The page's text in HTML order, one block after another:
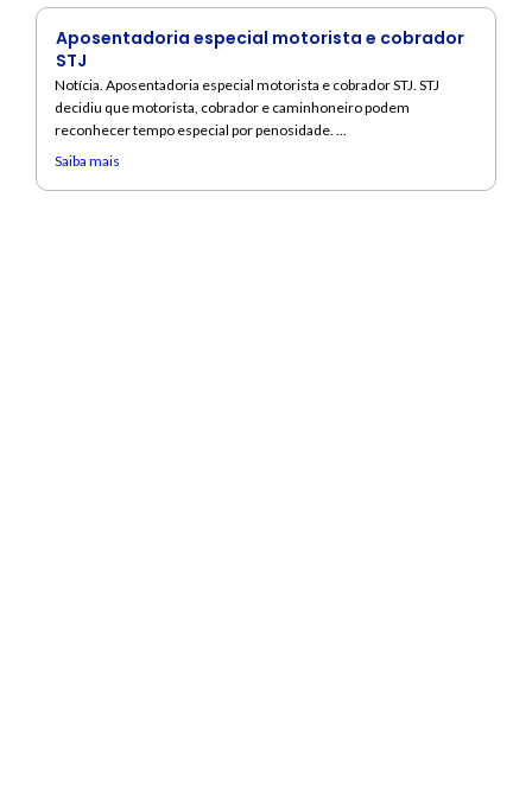
Aposentadoria especial motorista e cobrador
STJ
Notícia. Aposentadoria especial motorista e cobrador STJ. STJ
decidiu que motorista, cobrador e caminhoneiro podem
reconhecer tempo especial por penosidade. ...
Saiba mais